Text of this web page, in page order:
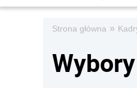
Strona główna »